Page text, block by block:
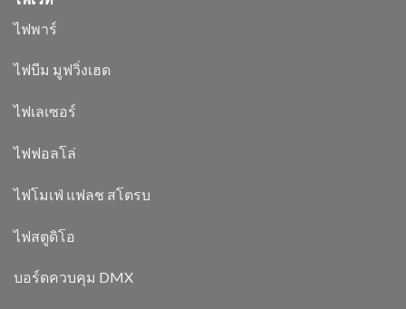
ไฟพาร์
ไฟบีม มูฟวิ่งเฮด
ไฟเลเซอร์
ไฟฟอลโล่
ไฟโมเฟ่ แฟลช สโตรบ
ไฟสตูดิโอ
บอร์ดควบคุม DMX